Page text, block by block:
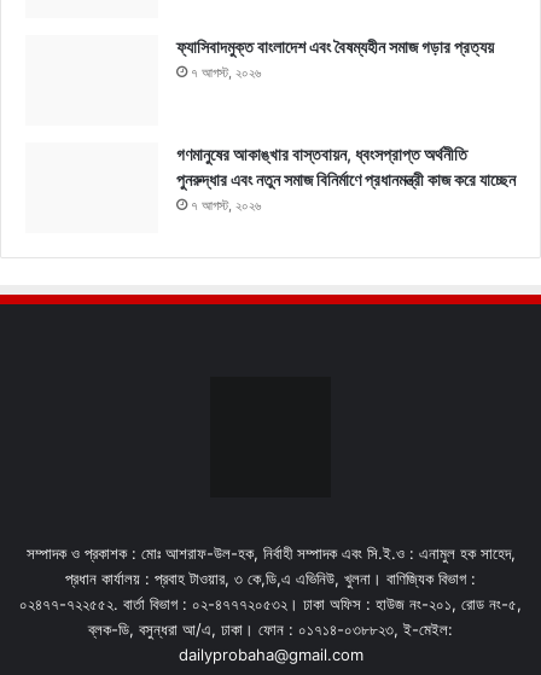
ফ্যাসিবাদমুক্ত বাংলাদেশ এবং বৈষম্যহীন সমাজ গড়ার প্রত্যয়
৭ আগস্ট, ২০২৬
গণমানুষের আকাঙ্খার বাস্তবায়ন, ধ্বংসপ্রাপ্ত অর্থনীতি
পুনরুদ্ধার এবং নতুন সমাজ বিনির্মাণে প্রধানমন্ত্রী কাজ করে যাচ্ছেন
৭ আগস্ট, ২০২৬
সম্পাদক ও প্রকাশক : মোঃ আশরাফ-উল-হক, নির্বাহী সম্পাদক এবং সি.ই.ও : এনামুল হক সাহেদ,
প্রধান কার্যালয় : প্রবাহ টাওয়ার, ৩ কে,ডি,এ এভিনিউ, খুলনা। বাণিজ্যিক বিভাগ :
০২৪৭৭-৭২২৫৫২. বার্তা বিভাগ : ০২-৪৭৭৭২০৫৩২। ঢাকা অফিস : হাউজ নং-২০১, রোড নং-৫,
ব্লক-ডি, বসুন্ধরা আ/এ, ঢাকা। ফোন : ০১৭১৪-০৩৮৮২৩, ই-মেইল:
dailyprobaha@gmail.com